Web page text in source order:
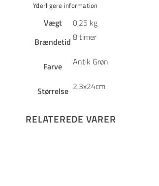
Yderligere information
Vægt
0,25 kg
Brændetid 8 timer
Farve Antik Grøn
Størrelse 2,3x24cm
RELATEREDE VARER